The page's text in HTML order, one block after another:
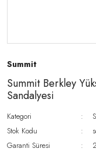
Summit
Summit Berkley
Sandalyesi
Kategori
Stok Kodu
Garanti Süresi